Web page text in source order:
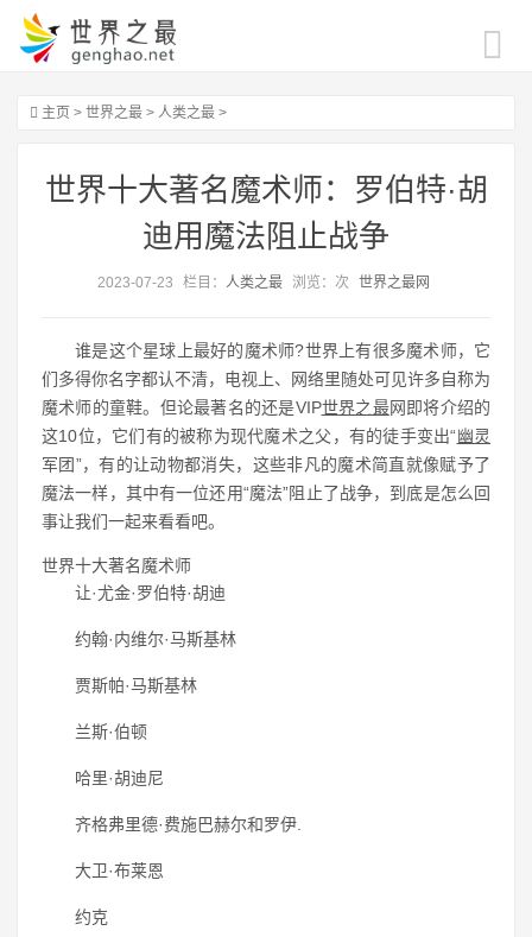
主页 > 世界之最 > 人类之最 >
世界十大著名魔术师：罗伯特·胡
迪用魔法阻止战争
2023-07-23 栏目： 人类之最 浏览： 次 世界之最网
谁是这个星球上最好的魔术师?世界上有很多魔术师，它
们多得你名字都认不清，电视上、网络里随处可见许多自称为
魔术师的童鞋。但论最著名的还是VIP世界之最网即将介绍的
这10位，它们有的被称为现代魔术之父，有的徒手变出“幽灵
军团”，有的让动物都消失，这些非凡的魔术简直就像赋予了
魔法一样，其中有一位还用“魔法”阻止了战争，到底是怎么回
事让我们一起来看看吧。
世界十大著名魔术师
让·尤金·罗伯特·胡迪
约翰·内维尔·马斯基林
贾斯帕·马斯基林
兰斯·伯顿
哈里·胡迪尼
齐格弗里德·费施巴赫尔和罗伊.
大卫·布莱恩
约克